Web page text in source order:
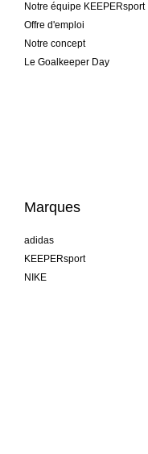
Notre équipe KEEPERsport
Offre d'emploi
Notre concept
Le Goalkeeper Day
Marques
adidas
KEEPERsport
NIKE